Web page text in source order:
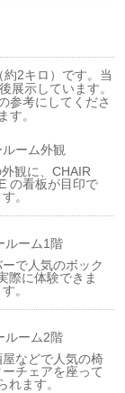
2キロ）です。当
展示しています。
参考にしてくださ
す。
ーム外観
観に、CHAIR
の看板が目印で
す。
ルーム1階
で人気のボック
際に体験できま
す。
ルーム2階
などで人気の椅
チェアを座って
れます。